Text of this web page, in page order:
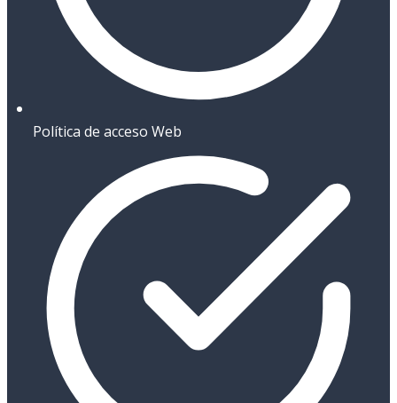
Política de acceso Web